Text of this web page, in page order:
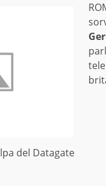
del Datagate